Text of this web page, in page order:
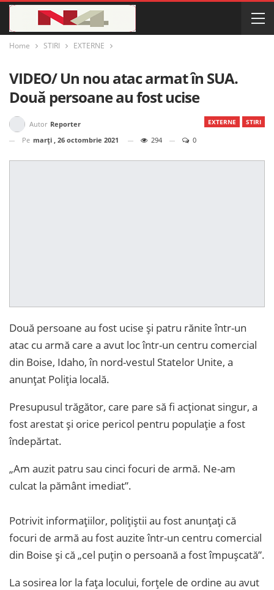
Home STIRI EXTERNE
VIDEO/ Un nou atac armat în SUA.
Două persoane au fost ucise
EXTERNE STIRI
Autor Reporter
Pe marți , 26 octombrie 2021 294 0
Două persoane au fost ucise şi patru rănite într-un
atac cu armă care a avut loc într-un centru comercial
din Boise, Idaho, în nord-vestul Statelor Unite, a
anunţat Poliţia locală.
Presupusul trăgător, care pare să fi acţionat singur, a
fost arestat şi orice pericol pentru populaţie a fost
îndepărtat.
„Am auzit patru sau cinci focuri de armă. Ne-am
culcat la pământ imediat”.
Potrivit informațiilor, poliţiştii au fost anunţaţi că
focuri de armă au fost auzite într-un centru comercial
din Boise şi că „cel puţin o persoană a fost împuşcată”.
La sosirea lor la faţa locului, forţele de ordine au avut